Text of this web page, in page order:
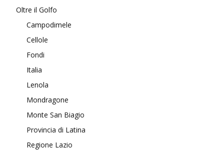
Oltre il Golfo
Campodimele
Cellole
Fondi
Italia
Lenola
Mondragone
Monte San Biagio
Provincia di Latina
Regione Lazio